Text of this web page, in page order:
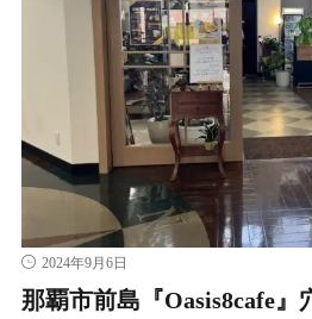
2024年9月6日
那覇市前島『Oasis8cafe』